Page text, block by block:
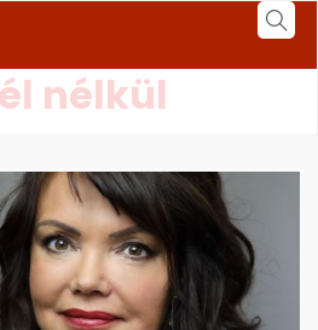
nélkül